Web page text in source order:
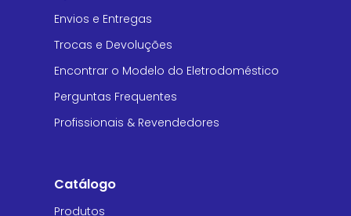
Envios e Entregas
Trocas e Devoluções
Encontrar o Modelo do Eletrodoméstico
Perguntas Frequentes
Profissionais & Revendedores
Catálogo
Produtos